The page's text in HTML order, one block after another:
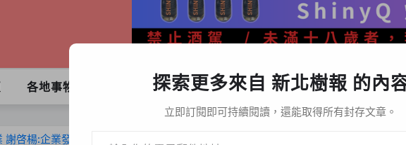
各地事物 生活百態 關於樹報 星漩酒哪裡買｜官方購
啓楊:企業發展之餘，更應主動回應社會需求
探索更多來自 新北樹報 的內
立即訂閱即可持續閱讀，還能取得所有封存文章。